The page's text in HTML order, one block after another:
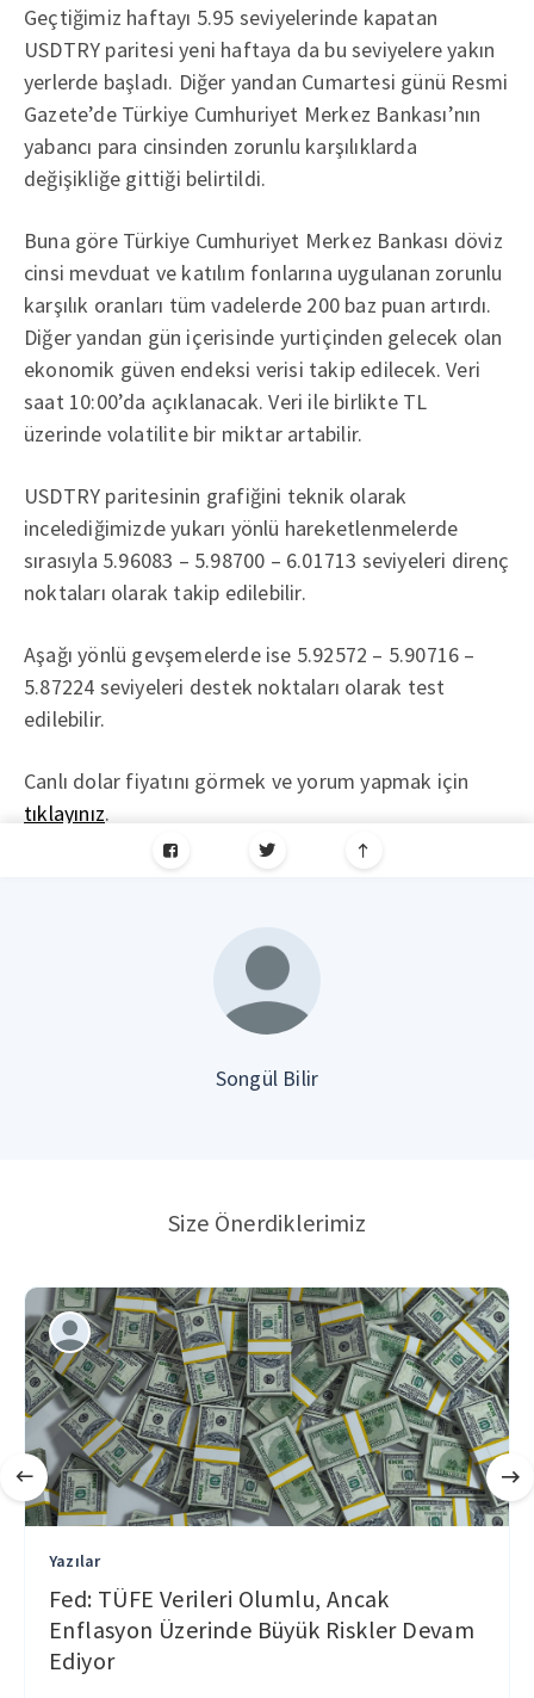
Geçtiğimiz haftayı 5.95 seviyelerinde kapatan
USDTRY paritesi yeni haftaya da bu seviyelere yakın
yerlerde başladı. Diğer yandan Cumartesi günü Resmi
Gazete’de Türkiye Cumhuriyet Merkez Bankası’nın
yabancı para cinsinden zorunlu karşılıklarda
değişikliğe gittiği belirtildi.
Buna göre Türkiye Cumhuriyet Merkez Bankası döviz
cinsi mevduat ve katılım fonlarına uygulanan zorunlu
karşılık oranları tüm vadelerde 200 baz puan artırdı.
Diğer yandan gün içerisinde yurtiçinden gelecek olan
ekonomik güven endeksi verisi takip edilecek. Veri
saat 10:00’da açıklanacak. Veri ile birlikte TL
üzerinde volatilite bir miktar artabilir.
USDTRY paritesinin grafiğini teknik olarak
incelediğimizde yukarı yönlü hareketlenmelerde
sırasıyla 5.96083 – 5.98700 – 6.01713 seviyeleri direnç
noktaları olarak takip edilebilir.
Aşağı yönlü gevşemelerde ise 5.92572 – 5.90716 –
5.87224 seviyeleri destek noktaları olarak test
edilebilir.
Canlı dolar fiyatını görmek ve yorum yapmak için
tıklayınız.
Songül Bilir
Size Önerdiklerimiz
Yazılar
Fed: TÜFE Verileri Olumlu, Ancak
Enflasyon Üzerinde Büyük Riskler Devam
Ediyor